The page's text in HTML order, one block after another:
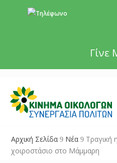
Γίνε
Αρχική Σελίδα 9 Νέα 9 Τραγική
χοιροστάσιο στο Μάμμαρη